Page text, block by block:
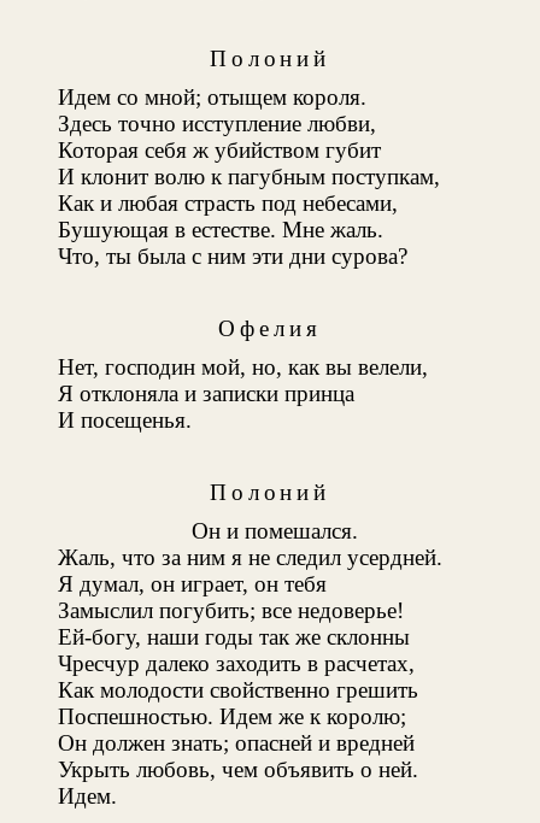
Полоний
Идем со мной; отыщем короля.
Здесь точно исступление любви,
Которая себя ж убийством губит
И клонит волю к пагубным поступкам,
Как и любая страсть под небесами,
Бушующая в естестве. Мне жаль.
Что, ты была с ним эти дни сурова?
Офелия
Нет, господин мой, но, как вы велели,
Я отклоняла и записки принца
И посещенья.
Полоний
Он и помешался.
Жаль, что за ним я не следил усердней.
Я думал, он играет, он тебя
Замыслил погубить; все недоверье!
Ей-богу, наши годы так же склонны
Чресчур далеко заходить в расчетах,
Как молодости свойственно грешить
Поспешностью. Идем же к королю;
Он должен знать; опасней и вредней
Укрыть любовь, чем объявить о ней.
Идем.